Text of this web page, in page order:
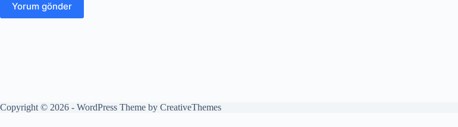
Yorum gönder
Copyright © 2026 - WordPress Theme by CreativeThemes